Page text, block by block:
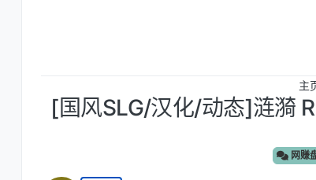
主
[国风SLG/汉化/动态]涟漪
网赚